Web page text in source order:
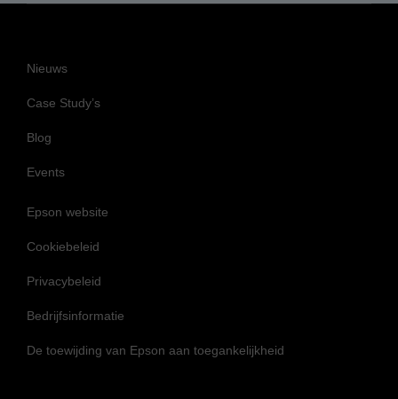
Nieuws
Case Study’s
Blog
Events
Epson website
Cookiebeleid
Privacybeleid
Bedrijfsinformatie
De toewijding van Epson aan toegankelijkheid